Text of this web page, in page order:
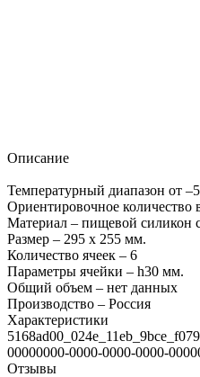
Описание
Температурный диапазон от
Ориентировочное количество
Материал – пищевой силикон
Размер – 295 х 255 мм.
Количество ячеек – 6
Параметры ячейки – h30 мм.
Общий объем – нет данных
Производство – Россия
Характеристики
00000000-0000-0000-0000-
Отзывы